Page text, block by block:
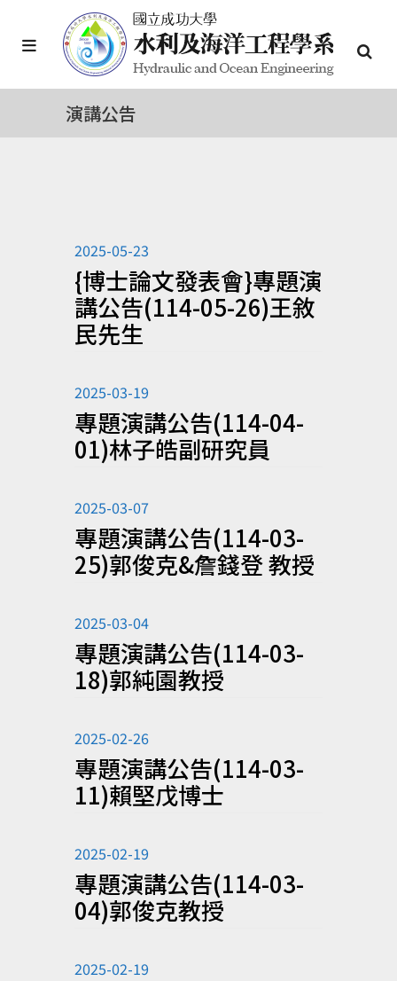
演講公告
2025-05-23
{博士論文發表會}專題演
講公告(114-05-26)王敘
民先生
2025-03-19
專題演講公告(114-04-
01)林子皓副研究員
2025-03-07
專題演講公告(114-03-
25)郭俊克&詹錢登 教授
2025-03-04
專題演講公告(114-03-
18)郭純園教授
2025-02-26
專題演講公告(114-03-
11)賴堅戊博士
2025-02-19
專題演講公告(114-03-
04)郭俊克教授
2025-02-19